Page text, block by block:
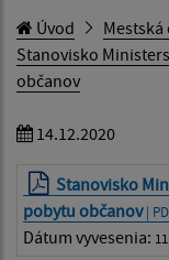
Úvod Mestská
Stanovisko
občanov
14.12.2020
Stanovisko
pobytu občanov|
Dátum vyvesenia: